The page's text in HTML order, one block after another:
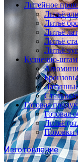
Литейное
Литьё
Литьё
Литьё
Литьё
Литьё
Кузнечно-
Готовая
Готовая
Литьё
Поковки
Изготовление